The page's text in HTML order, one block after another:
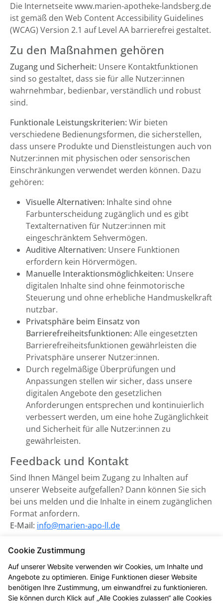
Die Internetseite www.marien-apotheke-landsberg.de
ist gemäß den Web Content Accessibility Guidelines
(WCAG) Version 2.1 auf Level AA barrierefrei gestaltet.
Zu den Maßnahmen gehören
Zugang und Sicherheit: Unsere Kontaktfunktionen
sind so gestaltet, dass sie für alle Nutzer:innen
wahrnehmbar, bedienbar, verständlich und robust
sind.
Funktionale Leistungskriterien: Wir bieten
verschiedene Bedienungsformen, die sicherstellen,
dass unsere Produkte und Dienstleistungen auch von
Nutzer:innen mit physischen oder sensorischen
Einschränkungen verwendet werden können. Dazu
gehören:
Visuelle Alternativen: Inhalte sind ohne
Farbunterscheidung zugänglich und es gibt
Textalternativen für Nutzer:innen mit
eingeschränktem Sehvermögen.
Auditive Alternativen: Unsere Funktionen
erfordern kein Hörvermögen.
Manuelle Interaktionsmöglichkeiten: Unsere
digitalen Inhalte sind ohne feinmotorische
Steuerung und ohne erhebliche Handmuskelkraft
nutzbar.
Privatsphäre beim Einsatz von
Barrierefreiheitsfunktionen: Alle eingesetzten
Barrierefreiheitsfunktionen gewährleisten die
Privatsphäre unserer Nutzer:innen.
Durch regelmäßige Überprüfungen und
Anpassungen stellen wir sicher, dass unsere
digitalen Angebote den gesetzlichen
Anforderungen entsprechen und kontinuierlich
verbessert werden, um eine hohe Zugänglichkeit
und Sicherheit für alle Nutzer:innen zu
gewährleisten.
Feedback und Kontakt
Sind Ihnen Mängel beim Zugang zu Inhalten auf
unserer Webseite aufgefallen? Dann können Sie sich
bei uns melden und die Inhalte in einem zugänglichen
Format anfordern.
E-Mail: info@marien-apo-ll.de
Zuständige Marktüberwachungsbehörde:
Marktüberwachungsstelle der Länder für die
Barrierefreiheit von Produkten und Dienstleistungen
(MLBF) in Magdeburg, Sachsen-Anhalt.
Cookie Zustimmung
Auf unserer Website verwenden wir Cookies, um Inhalte und
Angebote zu optimieren. Einige Funktionen dieser Website
benötigen Ihre Zustimmung, um einwandfrei zu funktionieren.
Sie können durch Klick auf „Alle Cookies zulassen“ alle Cookies